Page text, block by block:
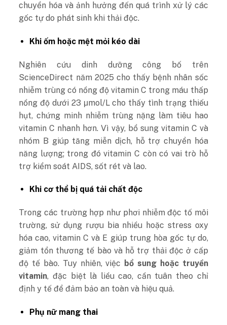
chuyển hóa và ảnh hưởng đến quá trình xử lý các
gốc tự do phát sinh khi thải độc.
Khi ốm hoặc mệt mỏi kéo dài
Nghiên cứu dinh dưỡng công bố trên
ScienceDirect năm 2025 cho thấy bệnh nhân sốc
nhiễm trùng có nồng độ vitamin C trong máu thấp
nồng độdưới 23 μmol/L cho thấy tình trạng thiếu
hụt, chứng minh nhiễm trùng nặng làm tiêu hao
vitamin C nhanh hơn. Vì vậy, bổ sung vitamin C và
nhóm B giúp tăng miễn dịch, hỗ trợ chuyển hóa
năng lượng; trong đó vitamin C còn có vai trò hỗ
trợ kiểm soát AIDS, sốt rét và lao.
Khi cơ thể bị quá tải chất độc
Trong các trường hợp như phơi nhiễm độc tố môi
trường, sử dụng rượu bia nhiều hoặc stress oxy
hóa cao, vitamin C và E giúp trung hòa gốc tự do,
giảm tổn thương tế bào và hỗ trợ thải độc ở cấp
độ tế bào. Tuy nhiên, việc bổ sung hoặc truyền
vitamin, đặc biệt là liều cao, cần tuân theo chỉ
định y tế để đảm bảo an toàn và hiệu quả.
Phụ nữ mang thai